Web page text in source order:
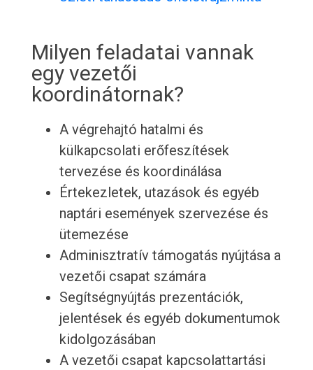
Milyen feladatai vannak
egy vezetői
koordinátornak?
A végrehajtó hatalmi és
külkapcsolati erőfeszítések
tervezése és koordinálása
Értekezletek, utazások és egyéb
naptári események szervezése és
ütemezése
Adminisztratív támogatás nyújtása a
vezetői csapat számára
Segítségnyújtás prezentációk,
jelentések és egyéb dokumentumok
kidolgozásában
A vezetői csapat kapcsolattartási